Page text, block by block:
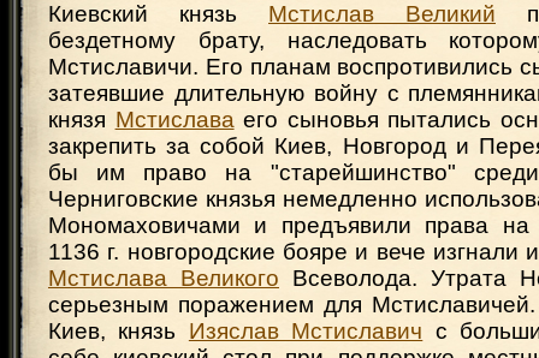
Киевский князь Мстислав Великий
бездетному брату, наследовать
Мстиславичи. Его планам воспротивились
затеявшие длительную войну с
князя Мстислава его сыновья пытались
закрепить за собой Киев, Новгород и
бы им право на "старейшинство" среди
Черниговские князья немедленно
Мономаховичами и предъявили права на
1136 г. новгородские бояре и вече изгнали
Мстислава Великого Всеволода. Утрата
серьезным поражением для
Киев, князь Изяслав Мстиславич с